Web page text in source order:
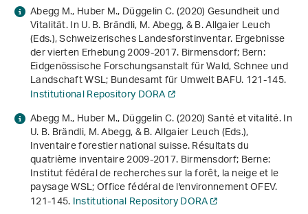
Abegg M., Huber M., Düggelin C. (2020) Gesundheit und
Vitalität. In U. B. Brändli, M. Abegg, & B. Allgaier Leuch
(Eds.),Schweizerisches Landesforstinventar. Ergebnisse
der vierten Erhebung 2009-2017. Birmensdorf; Bern:
Eidgenössische Forschungsanstalt für Wald, Schnee und
Landschaft WSL; Bundesamt für Umwelt BAFU. 121-145.
Institutional Repository DORA
Abegg M., Huber M., Düggelin C. (2020) Santé et vitalité. In
U. B. Brändli, M. Abegg, & B. Allgaier Leuch (Eds.),
Inventaire forestier national suisse. Résultats du
quatrième inventaire 2009-2017. Birmensdorf; Berne:
Institut fédéral de recherches sur la forêt, la neige et le
paysage WSL; Office fédéral de l'environnement OFEV.
121-145.Institutional Repository DORA